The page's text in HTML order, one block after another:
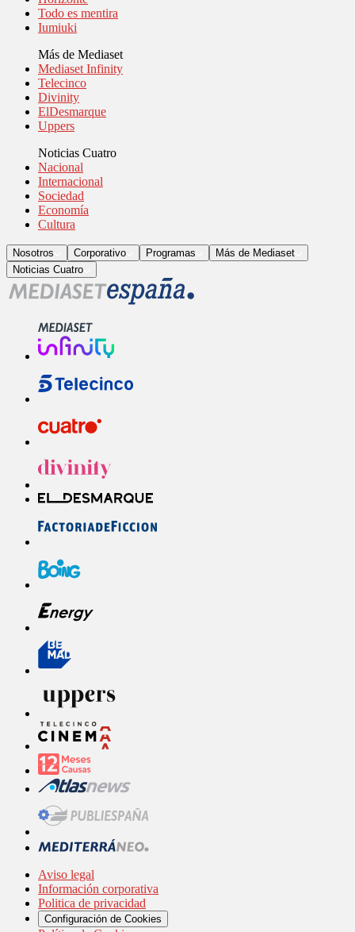
Todo es mentira
Iumiuki
Más de Mediaset
Mediaset Infinity
Telecinco
Divinity
ElDesmarque
Uppers
Noticias Cuatro
Nacional
Internacional
Sociedad
Economía
Cultura
Nosotros Corporativo Programas
Más de Mediaset
Noticias Cuatro
Aviso legal
Información corporativa
Politica de privacidad
Configuración de Cookies